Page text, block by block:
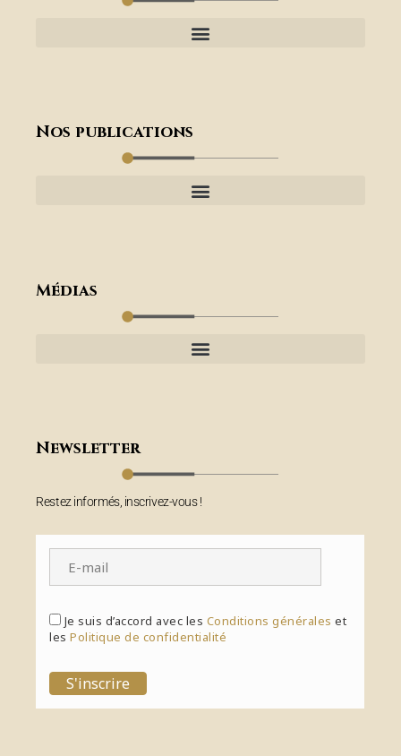
Nos publications
Médias
Newsletter
Restez informés, inscrivez-vous !
Je suis d’accord avec les Conditions générales et
lesPolitique de confidentialité
S'inscrire